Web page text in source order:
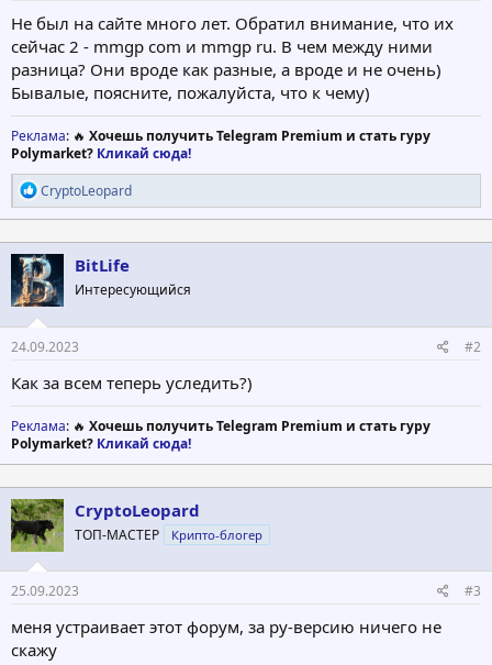
а
Не был на сайте много лет. Обратил внимание, что их
сейчас 2 - mmgp com и mmgp ru. В чем между ними
разница? Они вроде как разные, а вроде и не очень)
Бывалые, поясните, пожалуйста, что к чему)
Реклама: 🔥 Хочешь получить Telegram Premium и стать гуру
Polymarket? Кликай сюда!
Р
е
а
к
ц
и
и
:
CryptoLeopard
BitLife
Интересующийся
24.09.2023 #2
Как за всем теперь уследить?)
Реклама: 🔥 Хочешь получить Telegram Premium и стать гуру
Polymarket? Кликай сюда!
CryptoLeopard
ТОП-МАСТЕР Крипто-блогер
25.09.2023 #3
меня устраивает этот форум, за ру-версию ничего не
скажу